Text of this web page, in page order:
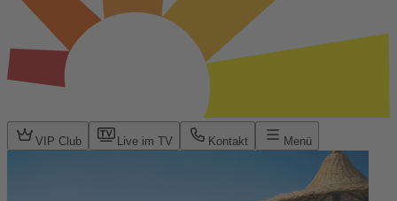
VIP Club Live im TV Kontakt Menü